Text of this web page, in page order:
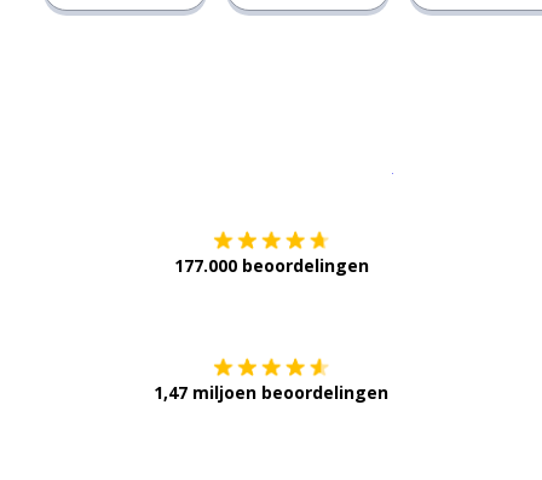
177.000 beoordelingen
1,47 miljoen beoordelingen